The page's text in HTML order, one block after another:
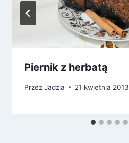
Piernik z herbatą
PrzezJadzia 21 kwietnia 2013